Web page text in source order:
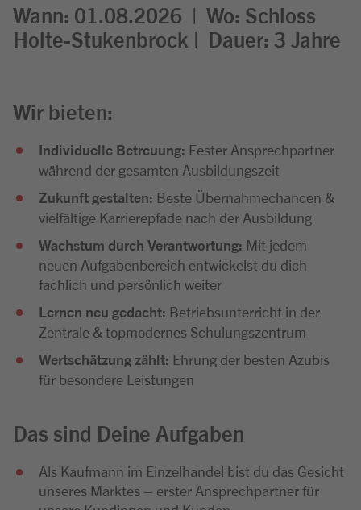
Wann: 01.08.2026 | Wo: Schloss
Holte-Stukenbrock | Dauer: 3 Jahre
Wir bieten:
Individuelle Betreuung: Fester Ansprechpartner
während der gesamten Ausbildungszeit
Zukunft gestalten: Beste Übernahmechancen &
vielfältige Karrierepfade nach der Ausbildung
Wachstum durch Verantwortung: Mit jedem
neuen Aufgabenbereich entwickelst du dich
fachlich und persönlich weiter
Lernen neu gedacht: Betriebsunterricht in der
Zentrale & topmodernes Schulungszentrum
Wertschätzung zählt: Ehrung der besten Azubis
für besondere Leistungen
Das sind Deine Aufgaben
Als Kaufmann im Einzelhandel bist du das Gesicht
unseres Marktes – erster Ansprechpartner für